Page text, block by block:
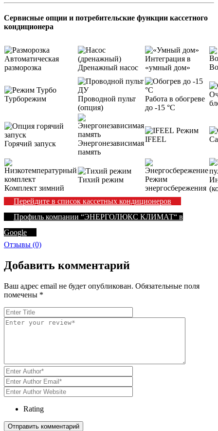
Сервисные опции и потребительские функции кассетного
кондиционера
Автоматическая
разморозка
Дренажный насос
Интеграция в
«умный дом»
Турборежим
Проводной пульт
(опция)
Работа в обогреве
до -15 °С
Горячий запуск
Энергонезависимая
память
Режим
IFEEL
Комплект зимний
Тихий режим
Режим
энергосбережения
Перейдите в список кассетных кондиционеров
Профиль компании “ЭНЕРГОЛЮКС КЛИМАТ“ в
Google
Отзывы (0)
Добавить комментарий
Ваш адрес email не будет опубликован. Обязательные поля
помечены *
Rating